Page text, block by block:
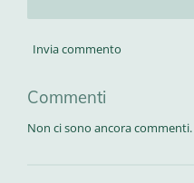
Invia commento
Commenti
Non ci sono ancora commenti.